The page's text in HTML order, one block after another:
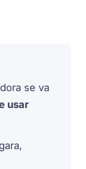
se va
usar